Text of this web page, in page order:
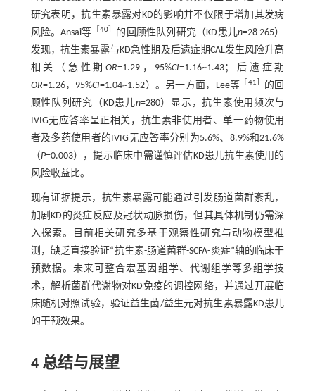
研究表明，抗生素暴露对KD的影响并不仅限于增加其发病
风险。Ansai等
40］ 的回顾性队列研究（KD患儿n=28 265）
发现，抗生素暴露与KD急性期及后遗症期CAL发生风险升高
相关（急性期 OR=1.29，95%CI=1.16~1.43；后遗症期
OR=1.26，95%CI=1.04~1.52）。另一方面，Lee等 41
的回
顾性队列研究（KD患儿n=280）显示，抗生素使用频次与
IVIG无应答率呈正相关，抗生素非使用者、单一药物使用
者及多药使用者的IVIG无应答率分别为5.6%、8.9%和21.6%
（P=0.003），提示临床中需谨慎评估KD患儿抗生素使用的
风险收益比。
现有证据提示，抗生素暴露可能通过引发肠道菌群紊乱，
加剧KD的炎症反应及冠状动脉损伤，但其具体机制仍需深
入探索。目前相关研究多基于观察性研究与动物模型推
测，缺乏直接验证“抗生素-肠道菌群-SCFA-炎症”轴的临床干
预数据。未来可整合宏基因组学、代谢组学等多组学技
术，解析菌群代谢物对KD免疫的调控网络，并通过开展临
床随机对照试验，验证益生菌/益生元对抗生素暴露KD患儿
的干预效果。
4 总结与展望